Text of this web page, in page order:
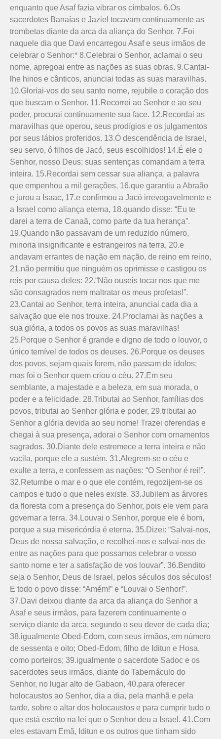
enquanto que Asaf fazia vibrar os címbalos. 6.Os
sacerdotes Banaías e Jaziel tocavam continuamente as
trom­betas diante da arca da aliança do Senhor. 7.Foi
naquele dia que Davi encarregou Asaf e seus irmãos de
celebrar o Senhor:* 8.Celebrai o Senhor, aclamai o seu
nome, apregoai entre as nações as suas obras. 9.Cantai-
lhe hinos e cânticos, anunciai todas as suas maravilhas.
10.Gloriai-vos do seu santo nome, rejubile o coração dos
que buscam o Senhor. 11.Recorrei ao Senhor e ao seu
poder, procurai continuamente sua face. 12.Recordai as
maravilhas que operou, seus prodígios e os julgamentos
por seus lábios proferidos. 13.Ó descendência de Israel,
seu servo, ó filhos de Jacó, seus escolhidos! 14.É ele o
Senhor, nosso Deus; suas sentenças comandam a terra
inteira. 15.Recordai sem cessar sua aliança, a palavra
que empenhou a mil gerações, 16.que garantiu a Abraão
e jurou a Isaac, 17.e confirmou a Jacó irrevogavelmente e
a Israel como aliança eterna, 18.quando disse: “Eu te
darei a terra de Canaã, como parte da tua herança”.
19.Quando não passavam de um reduzido número,
minoria insignificante e estrangeiros na terra, 20.e
andavam errantes de nação em nação, de reino em reino,
21.não permitiu que ninguém os oprimisse e castigou os
reis por causa deles: 22.“Não ouseis tocar nos que me
são consagrados nem maltratar os meus profetas!”.
23.Cantai ao Senhor, terra inteira, anunciai cada dia a
salvação que ele nos trouxe. 24.Proclamai às nações a
sua glória, a todos os povos as suas maravilhas!
25.Porque o Senhor é grande e digno de todo o louvor, o
único temível de todos os deuses. 26.Porque os deuses
dos povos, sejam quais forem, não passam de ídolos;
mas foi o Senhor quem criou o céu. 27.Em seu
semblante, a majestade e a beleza, em sua morada, o
poder e a felicidade. 28.Tributai ao Senhor, famílias dos
povos, tributai ao Senhor glória e poder, 29.tributai ao
Senhor a glória devida ao seu nome! Trazei oferendas e
chegai à sua presença, adorai o Senhor com ornamentos
sagrados. 30.Diante dele estremece a terra inteira e não
vacila, porque ele a sustém. 31.Alegrem-se o céu e
exulte a terra, e confessem as nações: “O Senhor é rei!”.
32.Retumbe o mar e o que ele contém, regozijem-se os
campos e tudo o que neles existe. 33.Jubilem as árvores
da floresta com a presença do Senhor, pois ele vem para
governar a terra. 34.Louvai o Senhor, porque ele é bom,
porque a sua misericórdia é eterna. 35.Dizei: “Salvai-nos,
Deus de nossa salvação, e recolhei-nos e salvai-nos de
entre as nações para que possamos celebrar o vosso
santo nome e ter a satisfação de vos louvar”. 36.Bendito
seja o Senhor, Deus de Israel, pelos séculos dos séculos!
E todo o povo disse: “Amém!” e “Louvai o Senhor!”.
37.Davi deixou diante da arca da aliança do Senhor a
Asaf e seus irmãos, para fazerem continuamente o
serviço diante da arca, segundo o seu dever de cada dia;
38.igualmente Obed-Edom, com seus irmãos, em número
de sessenta e oito; Obed-Edom, filho de Iditun e Hosa,
como porteiros; 39.igualmente o sacerdote Sadoc e os
sacerdotes seus irmãos, diante do Tabernáculo do
Senhor, no lugar alto de Gabaon, 40.para oferecer
holocaustos ao Senhor, dia a dia, pela manhã e pela
tarde, sobre o altar dos holocaustos e para cumprir tudo o
que está escrito na lei que o Senhor deu a Israel. 41.Com
eles estavam Emã, Iditun e os outros que tinham sido